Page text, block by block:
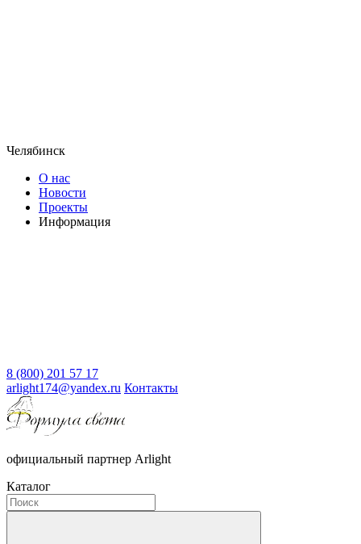
Челябинск
О нас
Новости
Проекты
Информация
8 (800) 201 57 17
arlight174@yandex.ru Контакты
официальный партнер Arlight
Каталог